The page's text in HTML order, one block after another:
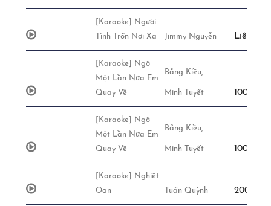
[Karaoke] Người
Tình Trốn Nơi Xa
Jimmy Nguyễn Liên Hệ
[Karaoke] Ngỡ
Một Lần Nữa Em
Quay Về
Bằng Kiều,
Minh Tuyết
[Karaoke] Ngỡ
Một Lần Nữa Em
Quay Về
Bằng Kiều,
Minh Tuyết
[Karaoke] Nghiệt
Oan
Tuấn Quỳnh